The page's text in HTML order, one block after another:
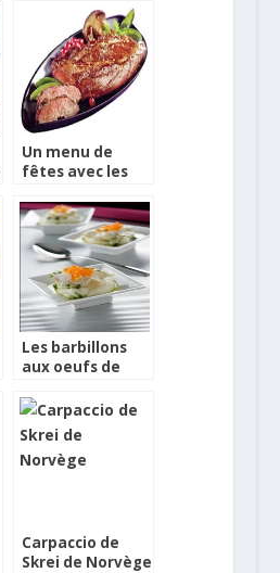
Un menu de
fêtes avec les
Toupargel
Les barbillons
aux oeufs de
de choux-fleur
Carpaccio de
Skrei de Norvège